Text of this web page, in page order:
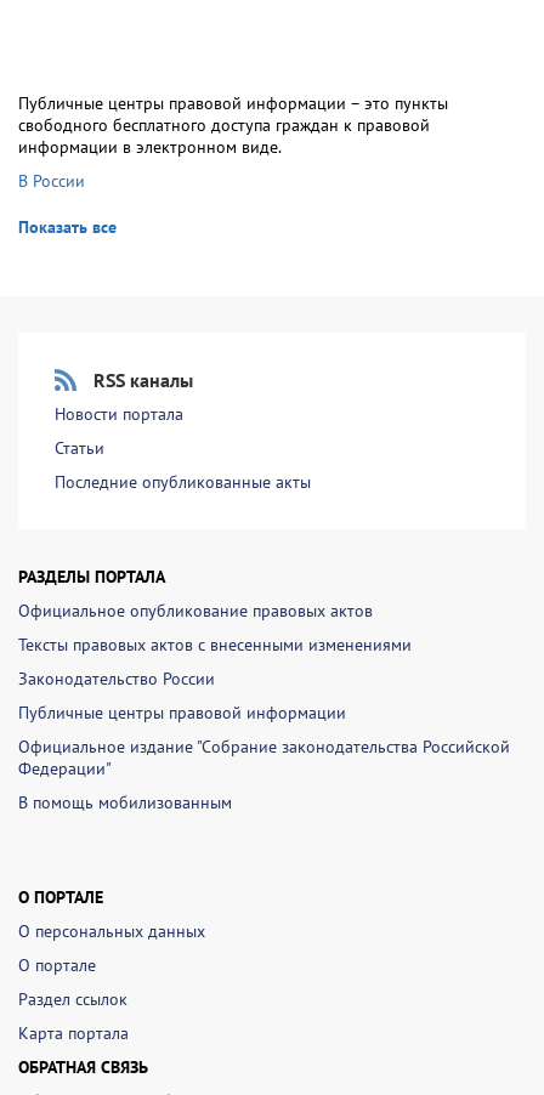
Публичные центры правовой информации – это пункты
свободного бесплатного доступа граждан к правовой
информации в электронном виде.
В России
Показать все
RSS каналы
Новости портала
Статьи
Последние опубликованные акты
РАЗДЕЛЫ ПОРТАЛА
Официальное опубликование правовых актов
Тексты правовых актов с внесенными изменениями
Законодательство России
Публичные центры правовой информации
Официальное издание "Собрание законодательства Российской
Федерации"
В помощь мобилизованным
О ПОРТАЛЕ
О персональных данных
О портале
Раздел ссылок
Карта портала
ОБРАТНАЯ СВЯЗЬ